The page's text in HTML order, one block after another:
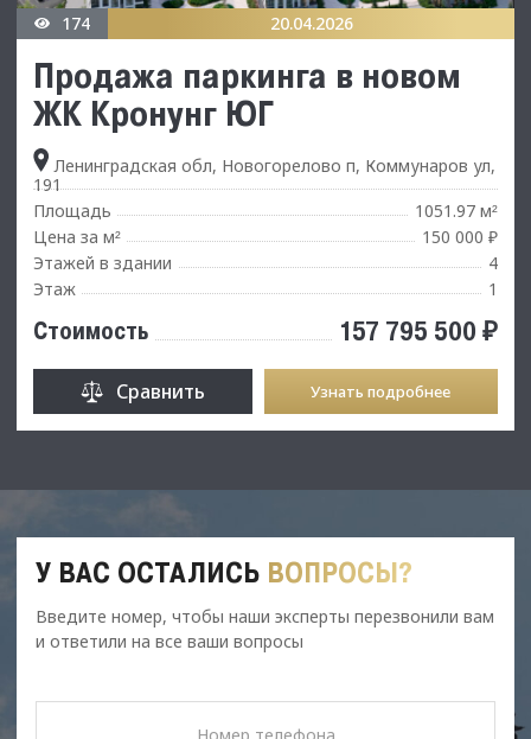
174 20.04.2026
Продажа паркинга в новом
ЖК Кронунг ЮГ
Ленинградская обл, Новогорелово п, Коммунаров ул,
191
Площадь
1051.97 м²
Цена за м²
150 000 ₽
Этажей в здании
4
Этаж
1
Стоимость 157 795 500 ₽
Сравнить Узнать подробнее
У ВАС ОСТАЛИСЬ ВОПРОСЫ?
Введите номер, чтобы наши эксперты перезвонили вам
и ответили на все ваши вопросы